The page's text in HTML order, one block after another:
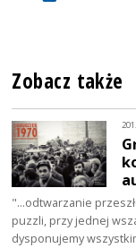
Zobacz także
"...odtwarzanie
puzzli, przy jednej
dysponujemy